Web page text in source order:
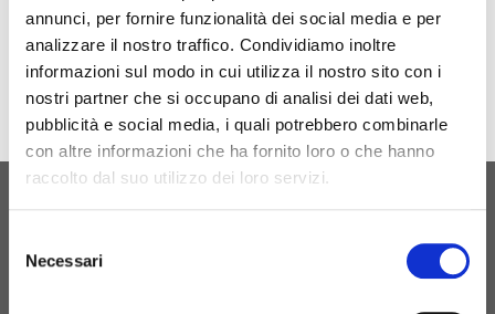
annunci, per fornire funzionalità dei social media e per
analizzare il nostro traffico. Condividiamo inoltre
informazioni sul modo in cui utilizza il nostro sito con i
nostri partner che si occupano di analisi dei dati web,
pubblicità e social media, i quali potrebbero combinarle
con altre informazioni che ha fornito loro o che hanno
raccolto dal suo utilizzo dei loro servizi.
delNecessari
CONTATTACI